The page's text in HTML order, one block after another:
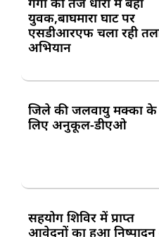
युवक,बाघमारा घाट पर
एसडीआरएफ चला रही
अभियान
जिले की जलवायु मक्का के
लिए अनुकूल-डीएओ
सहयोग शिविर में प्राप्त
आवेदनों का हुआ निष्पादन